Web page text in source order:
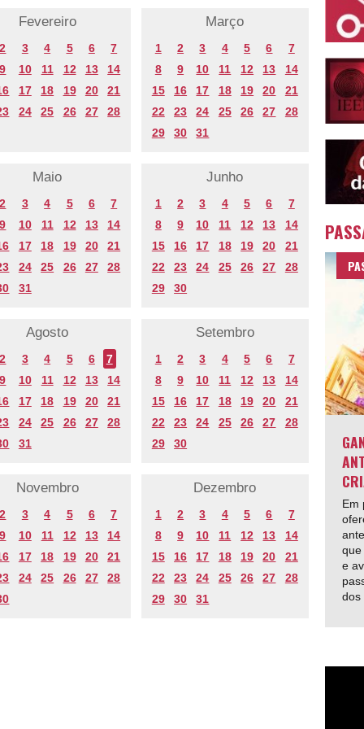
Fevereiro
2 3 4 5 6
7
9
10 11 12 13
14
17 18 19 20
21
24 25 26 27 28
Março
1 2 3 4 5 6
7
8
9 10 11 12 13
14
15
16 17 18 19 20
21
22
23 24 25 26 27
28
29
30 31
Maio
2 3 4 5 6
7
9
10 11 12 13
14
17 18 19 20
21
24 25 26 27
28
31
Junho
1 2 3 4 5 6
7
8
9 10 11 12 13
14
15
16 17 18 19 20
21
22
23 24 25 26 27
28
29
30
Agosto
2 3 4 5 6
7
9
10 11 12 13
14
17 18 19 20
21
24 25 26 27
28
31
Setembro
1 2 3 4 5 6
7
8
9 10 11 12 13
14
15
16 17 18 19 20
21
22
23 24 25 26 27
28
29
30
Novembro
2 3 4 5 6
7
9
10 11 12 13
14
17 18 19 20
21
24 25 26 27
28
Dezembro
1 2 3 4 5 6
7
8
9 10 11 12 13
14
15
16 17 18 19 20
21
22
23 24 25 26 27
28
29
30 31
Em
que
e
dos